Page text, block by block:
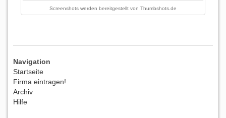
Screenshots werden bereitgestellt von Thumbshots.de
Navigation
Startseite
Firma eintragen!
Archiv
Hilfe